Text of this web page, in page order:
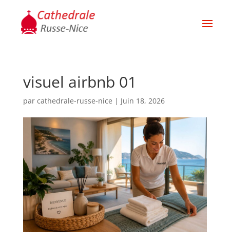
visuel airbnb 01
par cathedrale-russe-nice | Juin 18, 2026